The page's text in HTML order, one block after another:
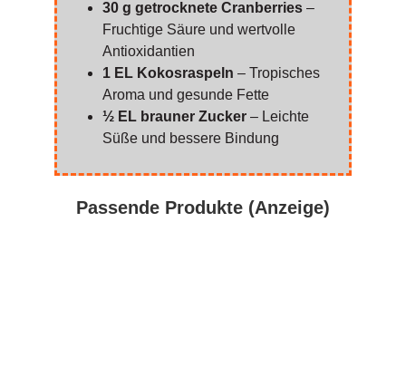
30 g getrocknete Cranberries–
Fruchtige Säure und wertvolle
Antioxidantien
1 EL Kokosraspeln – Tropisches
Aroma und gesunde Fette
½ EL brauner Zucker– Leichte
Süße und bessere Bindung
Passende Produkte (Anzeige)